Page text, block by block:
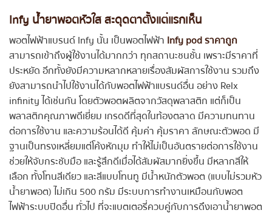
Infy น้ำยาพอตหัวใส สะดุดตาตั้งแต่แรกเห็น
พอตไฟฟ้าแบรนด์ Infy นั้น เป็นพอตไฟฟ้า Infy pod ราคาถูก
สามารถเข้าถึงผู้ใช้งานได้มากกว่า ทุกสถานะชนชั้น เพราะมีราคาที่
ประหยัด อีกทั้งยังมีความหลากหลายเรื่องสัมผัสการใช้งาน รวมถึง
ยังสามารถนำไปใช้งานได้กับพอตไฟฟ้าแบรนด์อื่น อย่าง Relx
infinity ได้เช่นกัน โดยตัวพอตผลิตจากวัสดุพลาสติก แต่ก็เป็น
พลาสติกคุณภาพดีเยี่ยม เกรดดีที่สุดในท้องตลาด มีความทนทาน
ต่อการใช้งาน และความร้อนได้ดี คุ้มค่า คุ้มราคา ลักษณะตัวพอด มี
ฐานเป็นทรงเหลี่ยมแต่โค้งหักมุม ทำให้ไม่เป็นอันตรายต่อการใช้งาน
ช่วยให้จับกระชับมือ และรู้สึกดีเมื่อได้สัมผัสมากยิ่งขึ้น มีหลากสีให้
เลือก ทั้งโทนสีเดียว และสีแบบโทนทู มีน้ำหนักตัวพอต (แบบไม่รวมหัว
น้ำยาพอต) ไม่เกิน 500 กรัม มีระบบการทำงานเหมือนกับพอต
ไฟฟ้าระบบปิดอื่น ทั่วไป ที่จะแบตเตอรี่ควบคู่กับการดึงเอาน้ำยาพอต